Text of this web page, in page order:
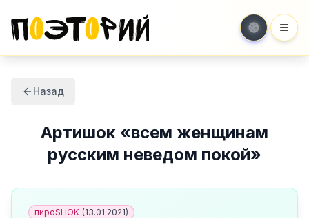
Назад
Артишок «всем женщинам
русским неведом покой»
пироSHOK (13.01.2021)